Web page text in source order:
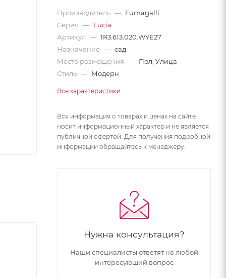
Производитель — Fumagalli
Серия — Lucia
Артикул — 1R3.613.020.WYE27
Назначение — сад
Место размещения — Пол, Улица
Стиль — Модерн
Все характеристики
Вся информация о товарах и ценах на сайте
носит информационный характер и не является
публичной офертой. Для получения подробной
информации обращайтесь к менеджеру.
Нужна консультация?
Наши специалисты ответят на любой
интересующий вопрос